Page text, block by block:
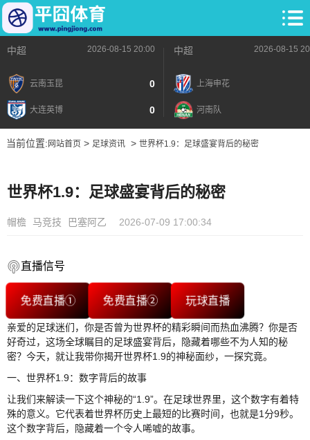
中超 2026-08-15 20:00
云南玉昆 0
大连英博 0
中超 2026-08-15
上海申花
河南队
当前位置: 网站首页> 足球资讯> 世界杯1.9：足球盛宴背后的秘密
世界杯1.9：足球盛宴背后的秘密
帽檐 马竞技 巴塞阿乙 2026-07-09 17:00:34
直播信号
免费直播① 免费直播② 玩球直播
亲爱的足球迷们，你是否曾为世界杯的精彩瞬间而热血沸腾？你是否
好奇过，这场全球瞩目的足球盛宴背后，隐藏着哪些不为人知的秘
密？今天，就让我带你揭开世界杯1.9的神秘面纱，一探究竟。
一、世界杯1.9：数字背后的故事
让我们来解读一下这个神秘的“1.9”。在足球世界里，这个数字有着特
殊的意义。它代表着世界杯历史上最短的比赛时间，也就是1分9秒。
这个数字背后，隐藏着一个令人唏嘘的故事。